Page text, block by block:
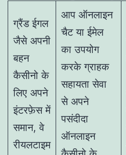
ग्रैंड ईगल
जैसे अपनी
बहन
कैसीनो के
लिए अपने
इंटरफ़ेस में
समान, वे
रीयलटाइम
आप ऑनलाइन
चैट या ईमेल
का उपयोग
करके ग्राहक
सहायता सेवा
से अपने
पसंदीदा
ऑनलाइन